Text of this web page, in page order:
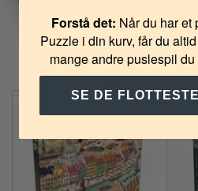
Du vil
Lækre tykke brikker og flotte
NEJ
Forstå det: Når du har et
Puzzle i din kurv, får du
mange andre puslespil
SE DE